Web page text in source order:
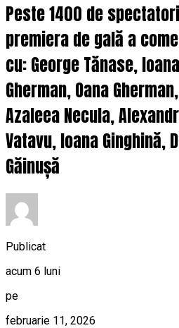
Peste 1400 de
premiera de gală a
cu: George Tănase,
Gherman, Oana
Azaleea Necula,
Vatavu, Ioana Ginghină,
Găinușă
Publicat
acum 6 luni
pe
februarie 11, 2026